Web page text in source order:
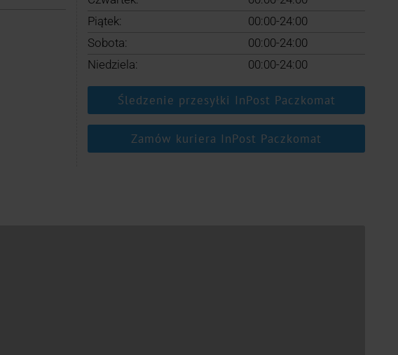
Piątek:
00:00-24:00
Sobota:
00:00-24:00
Niedziela:
00:00-24:00
Śledzenie przesyłki InPost Paczkomat
Zamów kuriera InPost Paczkomat